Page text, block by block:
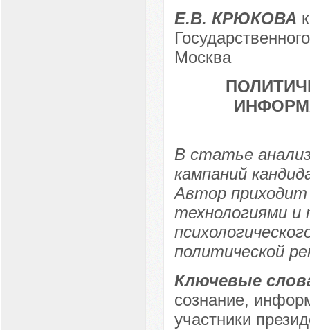
Е.В. КРЮКОВА
Москва
В статье
кампаний
Автор приходит
технологиями
политической
Ключевые
сознание,
участники